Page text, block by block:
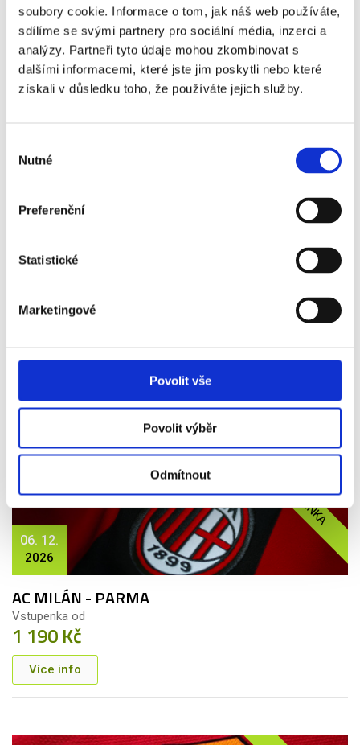
soubory cookie. Informace o tom, jak náš web používáte,
sdílíme se svými partnery pro sociální média, inzerci a
analýzy. Partneři tyto údaje mohou zkombinovat s
dalšími informacemi, které jste jim poskytli nebo které
získali v důsledku toho, že používáte jejich služby.
souhlasu
Nutné
Preferenční
Statistické
Marketingové
Povolit vše
Povolit výběr
Odmítnout
2026
LAZIO - PARMA
Vstupenka od
990 Kč
VSTUPENKA
01. 11.
ATALANTA - PARMA
1 690 Kč
VSTUPENKA
06. 12.
2026
AC MILÁN - PARMA
Vstupenka od
1 190 Kč
Více info